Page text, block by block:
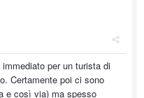
per un turista di
Certamente poi ci sono
e così via) ma spesso